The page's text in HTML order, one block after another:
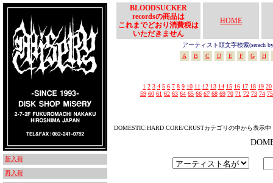
新入荷
再入荷
BLOODSUCKER
recordsの商品は
これまでどおり消費税は
いただきません
HOME
アーティスト頭文字検索(serach
A
B C D E F G H
1 2 3 4 5 6 7 8 9 10 11 12 13 14 15 16 17 18 19 20
59 60 61 62 63 64 65 66 67 68 69 70 71 72 73 74 75
DOMESTIC:HARD CORE/CRUSTカテゴリの中から表示中